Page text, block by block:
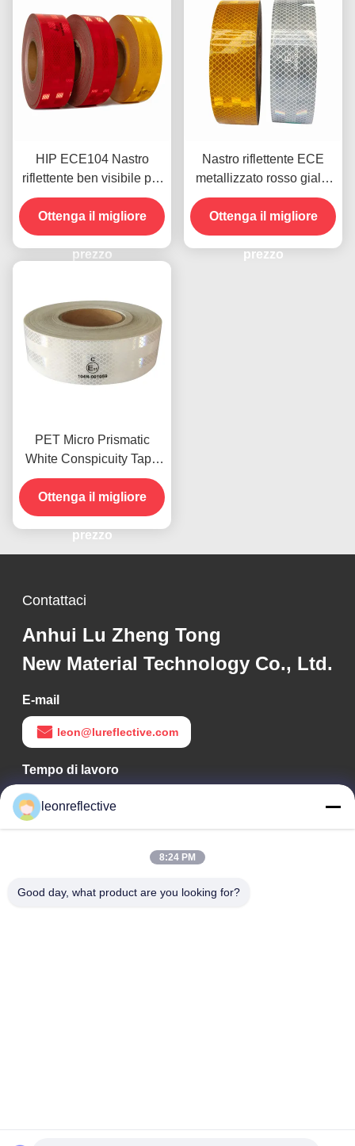
HIP ECE104 Nastro
riflettente ben visibile per
autoveicoli esterni
Ottenga il migliore
prezzo
Nastro riflettente ECE
metallizzato rosso giallo
bianco per rimorchio
Ottenga il migliore
prezzo
PET Micro Prismatic
White Conspicuity Tape
Reflective Vehicle Tape
Certificato ECE
Ottenga il migliore
prezzo
Contattaci
Anhui Lu Zheng Tong
New Material Technology Co., Ltd.
E-mail
leon@lureflective.com
Tempo di lavoro
9:00-18:00
Il nostro indirizzo
zona ad alta tecnologia, Hefei, Anhui, Cina
leonreflective
8:24 PM
Good day, what product are you looking for?